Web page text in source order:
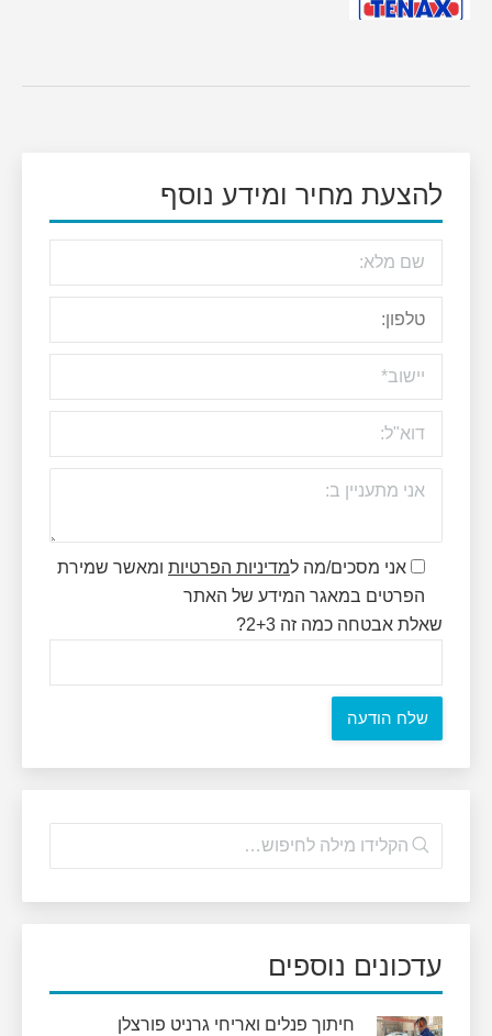
להצעת מחיר ומידע נוסף
אני מסכים/מה למדיניות הפרטיות ומאשר שמירת
הפרטים במאגר המידע של האתר
שאלת אבטחה כמה זה 2+3?
עדכונים נוספים
חיתוך פנלים ואריחי גרניט פורצלן